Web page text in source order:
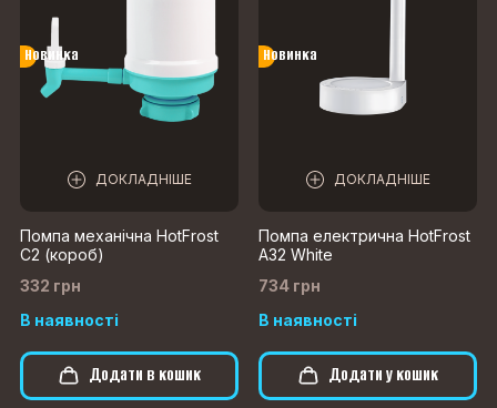
Новинка
ДОКЛАДНІШЕ
Новинка
ДОКЛАДНІШЕ
Помпа механічна HotFrost
C2 (короб)
Помпа електрична HotFrost
A32 White
332 грн
734 грн
В наявності
Додати в кошик
В наявності
Додати у кошик